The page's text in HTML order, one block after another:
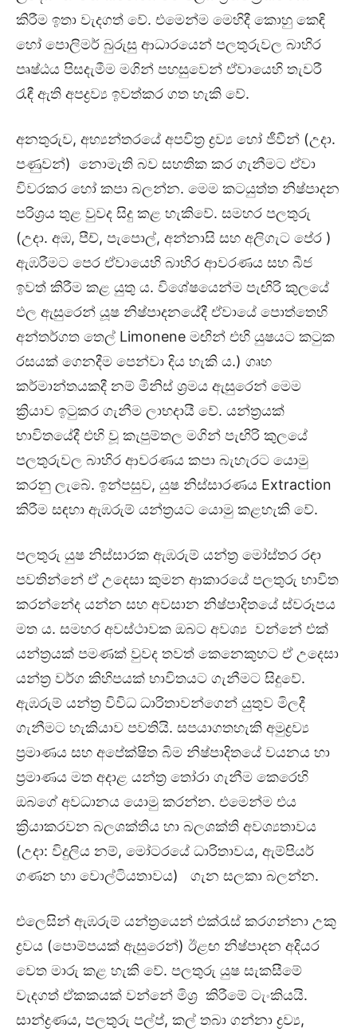
කිරීම ඉතා වැදගත් වේ. එමෙන්ම මෙහිදී කොහු කෙඳි
හෝ පොලිමර් බුරුසු ආධාරයෙන් පලතුරුවල බාහිර
පෘෂ්ඨය පිසදැමීම මගින් පහසුවෙන් ඒවායෙහි තැවරී
රැඳී ඇති අපද්‍රව්‍ය ඉවත්කර ගත හැකි වේ.
අනතුරුව, අභ්‍යන්තරයේ අපවිත්‍ර ද්‍රව්‍ය හෝ ජීවීන් (උදා.
පණුවන්) නොමැති බව සහතික කර ගැනීමට ඒවා
විවරකර හෝ කපා බලන්න. මෙම කටයුත්ත නිෂ්පාදන
පරිශ්‍රය තුළ වුවද සිදු කළ හැකිවේ. සමහර පලතුරු
(උදා. අඹ, පීච්, පැපොල්, අන්නාසි සහ අලිගැට පේර )
ඇඹරීමට පෙර ඒවායෙහි බාහිර ආවරණය සහ බීජ
ඉවත් කිරීම කළ යුතු ය. විශේෂයෙන්ම පැඟිරි කුලයේ
ඵල ඇසුරෙන් යූෂ නිෂ්පාදනයේදී ඒවායේ පොත්තෙහි
අන්තර්ගත තෙල් Limonene මඟින් එහි යුෂයට කටුක
රසයක් ගෙනදීම පෙන්වා දිය හැකි ය.) ගෘහ
කර්මාන්තයකදී නම් මිනිස් ශ්‍රමය ඇසුරෙන් මෙම
ක්‍රියාව ඉටුකර ගැනීම ලාභදායී වේ. යන්ත්‍රයක්
භාවිතයේදී එහි වූ කැපුම්තල මගින් පැඟිරි කුලයේ
පලතුරුවල බාහිර ආවරණය කපා බැහැරට යොමු
කරනු ලැබේ. ඉන්පසුව, යුෂ නිස්සාරණය Extraction
කිරීම සඳහා ඇඹරුම් යන්ත්‍රයට යොමු කළහැකි වේ.
පලතුරු යුෂ නිස්සාරක ඇඹරුම් යන්ත්‍ර මෝස්තර රඳා
පවතින්නේ ඒ උදෙසා කුමන ආකාරයේ පලතුරු භාවිත
කරන්නේද යන්න සහ අවසාන නිෂ්පාදිතයේ ස්වරූපය
මත ය. සමහර අවස්ථාවක ඔබට අවශ්‍ය වන්නේ එක්
යන්ත්‍රයක් පමණක් වුවද තවත් කෙනෙකුහට ඒ උදෙසා
යන්ත්‍ර වර්ග කිහිපයක් භාවිතයට ගැනීමට සිදුවේ.
ඇඹරුම් යන්ත්‍ර විවිධ ධාරිතාවන්ගෙන් යුතුව මිලදී
ගැනීමට හැකියාව පවතියි. සපයාගතහැකි අමුද්‍රව්‍ය
ප්‍රමාණය සහ අපේක්ෂිත බිම නිෂ්පාදිතයේ වයනය හා
ප්‍රමාණය මත අදාළ යන්ත්‍ර තෝරා ගැනීම කෙරෙහි
ඔබගේ අවධානය යොමු කරන්න. එමෙන්ම එය
ක්‍රියාකරවන බලශක්තිය හා බලශක්ති අවශ්‍යතාවය
(උදා: විදුලිය නම්, මෝටරයේ ධාරිතාවය, ඇම්පියර්
ගණන හා වොල්ටියතාවය) ගැන සලකා බලන්න.
එලෙසින් ඇඹරුම් යන්ත්‍රයෙන් එක්රැස් කරගන්නා උකු
ද්‍රවය (පොම්පයක් ඇසුරෙන්) ඊළඟ නිෂ්පාදන අදියර
වෙත මාරු කළ හැකි වේ. පලතුරු යුෂ සැකසීමේ
වැදගත් ඒකකයක් වන්නේ මිශ්‍ර කිරීමේ ටැංකියයි.
සාන්ද්‍රණය, පලතුරු පල්ප්, කල් තබා ගන්නා ද්‍රව්‍ය,